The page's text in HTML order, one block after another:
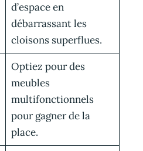
d’espace en
débarrassant les
cloisons superflues.
Optiez pour des
meubles
multifonctionnels
pour gagner de la
place.